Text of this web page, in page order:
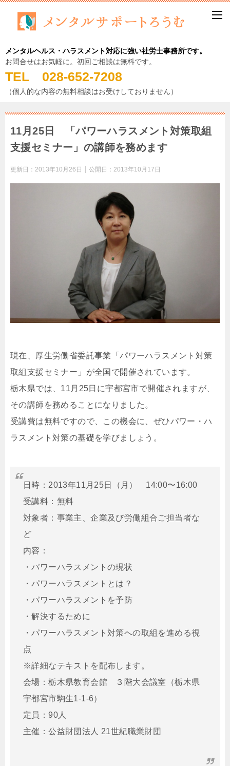
メンタルヘルス・ハラスメント対応に強い社労士事務所です。
お問合せはお気軽に。初回ご相談は無料です。
TEL 028-652-7208
（個人的な内容の無料相談はお受けしておりません）
11月25日 「パワーハラスメント対策取組
支援セミナー」の講師を務めます
更新日： 2013年10月26日 公開日： 2013年10月17日
現在、厚生労働省委託事業「パワーハラスメント対策
取組支援セミナー」が全国で開催されています。
栃木県では、11月25日に宇都宮市で開催されますが、
その講師を務めることになりました。
受講費は無料ですので、この機会に、ぜひパワー・ハ
ラスメント対策の基礎を学びましょう。
日時：2013年11月25日（月） 14:00〜16:00
受講料：無料
対象者：事業主、企業及び労働組合ご担当者な
ど
内容：
・パワーハラスメントの現状
・パワーハラスメントとは？
・パワーハラスメントを予防
・解決するために
・パワーハラスメント対策への取組を進める視
点
※詳細なテキストを配布します。
会場：栃木県教育会館 ３階大会議室（栃木県
宇都宮市駒生1-1-6）
定員：90人
主催：公益財団法人 21世紀職業財団